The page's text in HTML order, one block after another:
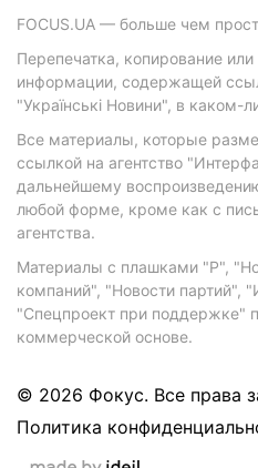
FOCUS.UA — больше чем
Перепечатка, копирование
информации, содержащей
"Українські Новини", в каком-
Все материалы, которые
ссылкой на агентство
дальнейшему
любой форме, кроме как с
агентства.
Материалы с плашками "Р",
компаний", "Новости партий",
"Спецпроект при поддержке"
коммерческой основе.
© 2026 Фокус. Все права
Политика